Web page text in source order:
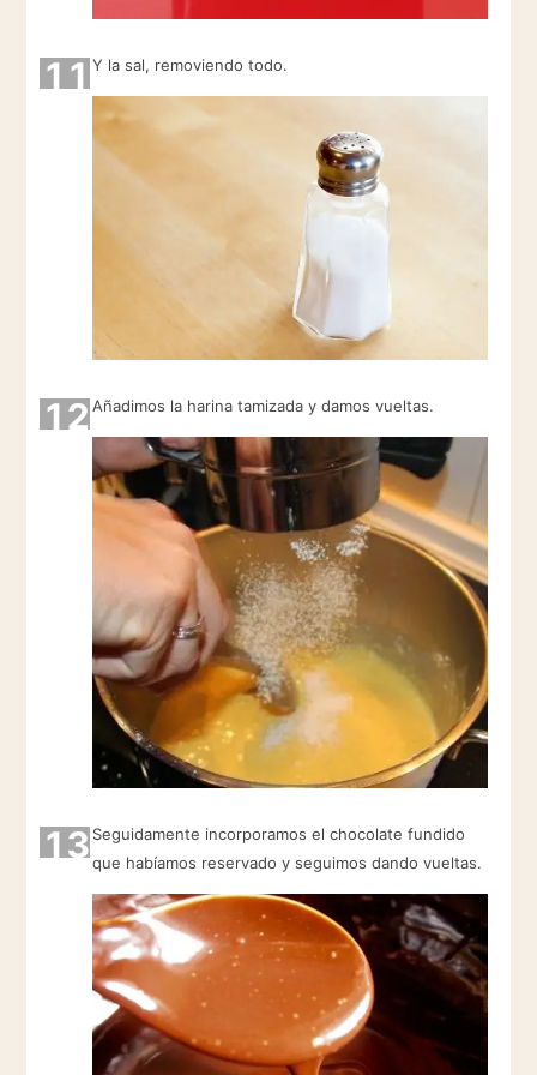
11 Y la sal, removiendo todo.
12 Añadimos la harina tamizada y damos vueltas.
13 Seguidamente incorporamos el chocolate fundido
que habíamos reservado y seguimos dando vueltas.